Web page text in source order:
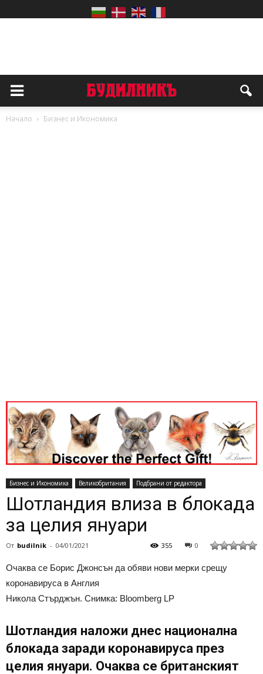
Начало Бизнес и Икономика
Бизнес и Икономика Великобритания Подбрани от редактора
Шотландия влиза в блокада
за целия януари
От budilnik - 04/01/2021 0
355
Очаква се Борис Джонсън да обяви нови мерки срещу
коронавируса в Англия
Никола Стърджън. Снимка: Bloomberg LP
Шотландия наложи днес национална
блокада заради коронавируса през
целия януари. Очаква се британският